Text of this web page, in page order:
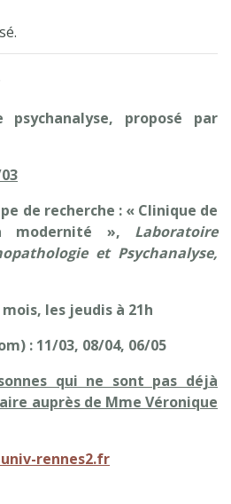
psychanalyse, proposé par
de recherche : « Clinique de
modernité », Laboratoire
et Psychanalyse,
les jeudis à 21h
: 11/03, 08/04, 06/05
qui ne sont pas déjà
auprès de Mme Véronique
rennes2.fr